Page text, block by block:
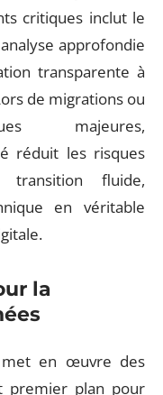
critiques inclut le
approfondie
transparente à
de migrations ou
majeures,
réduit les risques
fluide,
en véritable
la
en œuvre des
premier plan pour